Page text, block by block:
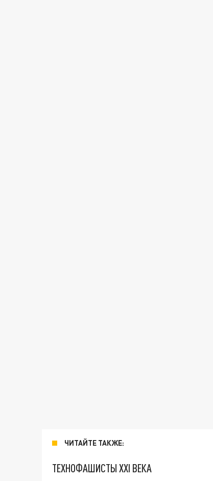
ЧИТАЙТЕ ТАКЖЕ:
ТЕХНОФАШИСТЫ XXI ВЕКА